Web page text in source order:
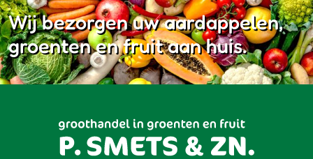
Wij bezorgen uw aardappelen,
groenten en fruit aan huis.